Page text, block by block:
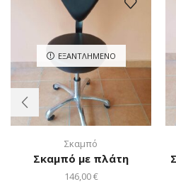
ΕΞΑΝΤΛΗΜΈΝΟ
Σκαμπό
Σκαμπό με πλάτη
146,00€